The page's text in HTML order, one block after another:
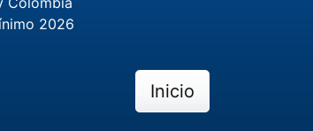
2026
Inicio